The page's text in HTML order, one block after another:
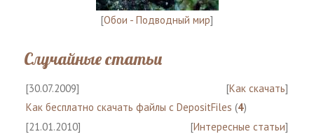
[Обои - Подводный мир]
Случайные статьи
[30.07.2009] [Как скачать]
Как бесплатно скачать файлы с DepositFiles (4)
[21.01.2010]
[Интересные статьи]